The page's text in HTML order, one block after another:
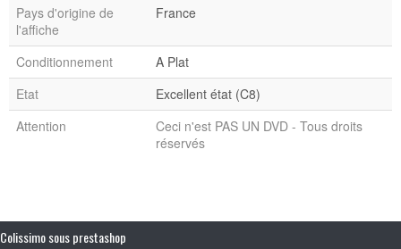
Pays d'origine de
l'affiche
France
Conditionnement
A Plat
Etat
Excellent état (C8)
Attention
Ceci n'est PAS UN DVD - Tous droits
réservés
Colissimo sous prestashop